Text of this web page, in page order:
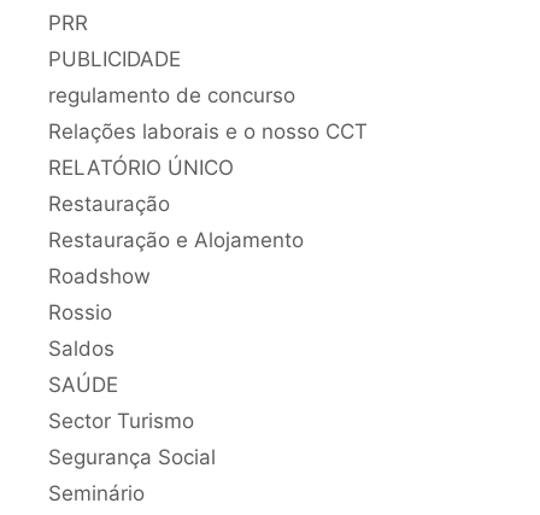
PRR
PUBLICIDADE
regulamento de concurso
Relações laborais e o nosso CCT
RELATÓRIO ÚNICO
Restauração
Restauração e Alojamento
Roadshow
Rossio
Saldos
SAÚDE
Sector Turismo
Segurança Social
Seminário